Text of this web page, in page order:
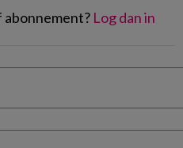
abonnement? Log dan in